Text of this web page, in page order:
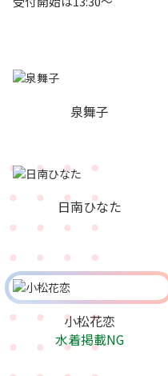
泉舞子
日南ひなた
小松花恋
水着掲載NG